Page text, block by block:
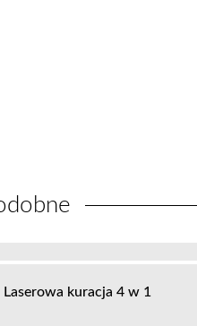
Laserowa kuracja 4 w 1